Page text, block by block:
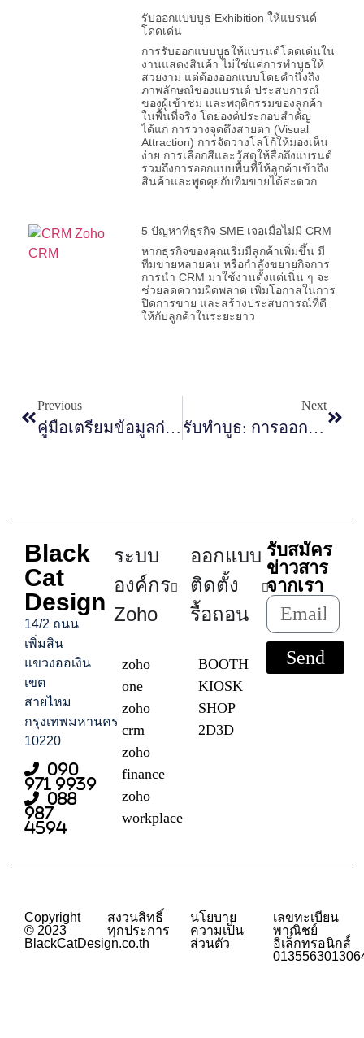
รับออกแบบบูธ Exhibition ให้แบรนด์
โดดเด่น
การรับออกแบบบูธให้แบรนด์โดดเด่นใน
งานแสดงสินค้า ไม่ใช่แค่การทำบูธให้
สวยงาม แต่ต้องออกแบบโดยคำนึงถึง
ภาพลักษณ์ของแบรนด์ ประสบการณ์
ของผู้เข้าชม และพฤติกรรมของลูกค้า
ในพื้นที่จริง โดยองค์ประกอบสำคัญ
ได้แก่ การวางจุดดึงสายตา (Visual
Attraction) การจัดวางโลโก้ให้มองเห็น
ง่าย การเลือกสีและวัสดุให้สื่อถึงแบรนด์
รวมถึงการออกแบบพื้นที่ให้ลูกค้าเข้าถึง
สินค้าและพูดคุยกับทีมขายได้สะดวก
5 ปัญหาที่ธุรกิจ SME เจอเมื่อไม่มี CRM
หากธุรกิจของคุณเริ่มมีลูกค้าเพิ่มขึ้น มี
ทีมขายหลายคน หรือกำลังขยายกิจการ
การนำ CRM มาใช้งานตั้งแต่เนิ่น ๆ จะ
ช่วยลดความผิดพลาด เพิ่มโอกาสในการ
ปิดการขาย และสร้างประสบการณ์ที่ดี
ให้กับลูกค้าในระยะยาว
Previous
คู่มือเตรียมข้อมูลก่อนส่งให้บริษัทรับออกแบบบูธและ Kiosk
Next
รับทำบูธ: การออกแบบเพื่อเพิ่มการมองเห็นและการมีส่วนร่วม
Black
Cat
Design
14/2 ถนน
เพิ่มสิน
แขวงออเงิน
เขต
สายไหม
กรุงเทพมหานคร
10220
090
971 9939
088
987
4594
ระบบ
องค์กร
Zoho
zoho
one
zoho
crm
zoho
finance
zoho
workplace
ออกแบบ
ติดตั้ง
รื้อถอน
BOOTH
KIOSK
SHOP
2D3D
รับสมัคร
ข่าวสาร
จากเรา
Send
Copyright
© 2023
BlackCatDesign.co.th
สงวนสิทธิ์
ทุกประการ
นโยบาย
ความเป็น
ส่วนตัว
เลขทะเบียน
พาณิชย์
อิเล็กทรอนิกส์์